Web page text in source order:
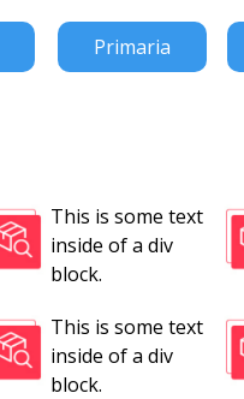
Primaria
This is some text
inside of a div
block.
This is some text
inside of a div
block.